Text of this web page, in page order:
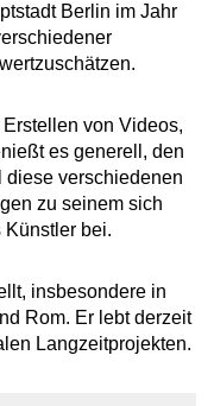
Berlin im Jahr
von Videos,
es generell, den
diese verschiedenen
zu seinem sich
bei.
insbesondere in
Rom. Er lebt derzeit
Langzeitprojekten.